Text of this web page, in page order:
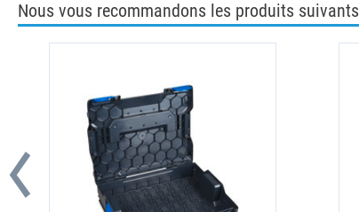
Nous vous recommandons les produits suivants